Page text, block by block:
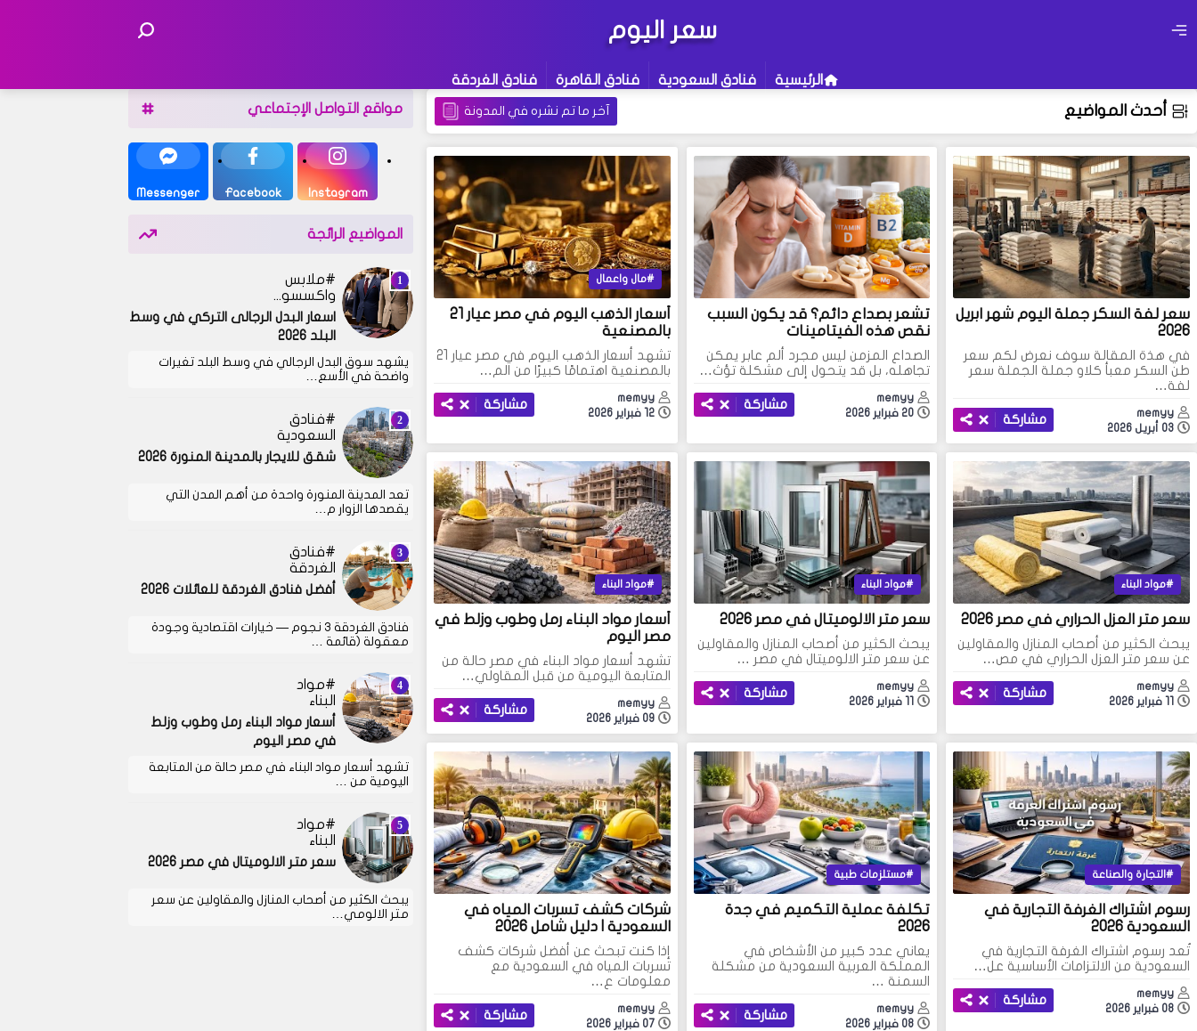
سعر اليوم
الرئيسية فنادق السعودية فنادق القاهرة فنادق الغردقة
أو جرب إستخدام هذه الكلمات للبحث
فصل الشتاء تاريخ إطلاق ويندوز 12 كلمة لاتينية غامضة
قد يهمك البحث عن عبارات معينة في مدونتنا ، إذا لم تجد نتيجة لبحثك نقترح عليك
تجربة زيارة إحدى الأقسام فهناك محتوى مثير للإهتمام قد يروق لك !
أحدث المواضيع آخر ما تم نشره في المدونة
سعر لفة السكر جملة اليوم شهر ابريل
2026
في هذة المقالة سوف نعرض لكم سعر
طن السكر معبأ كلاو جملة الجملة سعر
لفة…
memyy
03 أبريل 2026
مشاركة
تشعر بصداع دائم؟ قد يكون السبب
نقص هذه الفيتامينات
الصداع المزمن ليس مجرد ألم عابر يمكن
تجاهله، بل قد يتحول إلى مشكلة تؤث…
memyy
20 فبراير 2026
مشاركة
مال واعمال
أسعار الذهب اليوم في مصر عيار 21
بالمصنعية
تشهد أسعار الذهب اليوم في مصر عيار 21
بالمصنعية اهتمامًا كبيرًا من الم…
memyy
12 فبراير 2026
مشاركة
مواد البناء
سعر متر العزل الحراري في مصر 2026
يبحث الكثير من أصحاب المنازل والمقاولين
عن سعر متر العزل الحراري في مص…
memyy
مشاركة
مواد البناء
سعر متر الالوميتال في مصر 2026
يبحث الكثير من أصحاب المنازل والمقاولين
عن سعر متر الالوميتال في مصر …
memyy
مشاركة
مواد البناء
أسعار مواد البناء رمل وطوب وزلط في
مصر اليوم
تشهد أسعار مواد البناء في مصر حالة من
المتابعة اليومية من قبل المقاولي…
memyy
09 فبراير 2026
مشاركة
التجارة والصناعة
رسوم اشتراك الغرفة التجارية في
السعودية 2026
تُعد رسوم اشتراك الغرفة التجارية في
السعودية من الالتزامات الأساسية عل…
memyy
08 فبراير 2026
مشاركة
مستلزمات طبية
تكلفة عملية التكميم في جدة
2026
يعاني عدد كبير من الأشخاص في
المملكة العربية السعودية من مشكلة
السمنة …
memyy
08 فبراير 2026
مشاركة
شركات كشف تسربات المياه في
السعودية | دليل شامل 2026
إذا كنت تبحث عن أفضل شركات كشف
تسربات المياه في السعودية مع
معلومات ع…
memyy
07 فبراير 2026
مشاركة
مواقع التواصل الإجتماعي
Instagram
Facebook
Messenger
المواضيع الرائجة
ملابس
واكسسوارات
اسعار البدل الرجالى التركي في وسط
البلد 2026
يشهد سوق البدل الرجالي في وسط البلد تغيرات
واضحة في الأسع…
فنادق
السعودية
شقق للايجار بالمدينة المنورة 2026
تعد المدينة المنورة واحدة من أهم المدن التي
يقصدها الزوار م…
فنادق
الغردقة
أفضل فنادق الغردقة للعائلات 2026
فنادق الغردقة 3 نجوم — خيارات اقتصادية وجودة
معقولة (قائمة …
مواد
البناء
أسعار مواد البناء رمل وطوب وزلط
في مصر اليوم
تشهد أسعار مواد البناء في مصر حالة من المتابعة
اليومية من …
مواد
البناء
سعر متر الالوميتال في مصر 2026
يبحث الكثير من أصحاب المنازل والمقاولين عن سعر
متر الالومي…